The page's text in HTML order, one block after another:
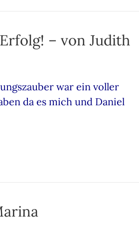
– von Judith
war ein voller
da es mich und Daniel